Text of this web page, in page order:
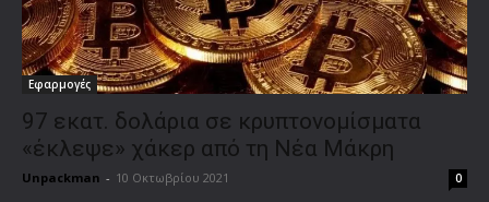
Εφαρμογές
97 εκατ. δολάρια σε κρυπτονομίσματα
«έκλεψε» χάκερ από τη Νέα Μάκρη
Unpackman - 10 Οκτωβρίου 2021 0